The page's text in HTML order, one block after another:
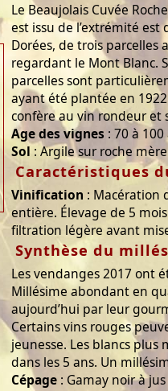
Le Beaujolais Cuvée
est issu de l’extrémité est
Dorées, de trois parcelles
regardant le Mont Blanc.
parcelles sont
ayant été plantée en
confère au vin rondeur et
Age des vignes : 70 à
Sol : Argile sur roche
Caractéristiques
Vinification : Macération
entière. Élevage de 5
filtration légère avant
Synthèse du
Les vendanges 2017 ont
Millésime abondant en
aujourd’hui par leur
Certains vins rouges
jeunesse. Les blancs
dans les 5 ans. Un
Cépage : Gamay noir à